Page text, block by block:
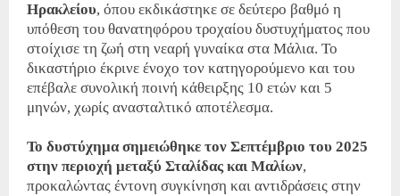
Ηρακλείου, όπου εκδικάστηκε σε δεύτερο βαθμό η
υπόθεση του θανατηφόρου τροχαίου δυστυχήματος που
στοίχισε τη ζωή στη νεαρή γυναίκα στα Μάλια. Το
δικαστήριο έκρινε ένοχο τον κατηγορούμενο και του
επέβαλε συνολική ποινή κάθειρξης 10 ετών και 5
μηνών, χωρίς ανασταλτικό αποτέλεσμα.
Το δυστύχημα σημειώθηκε τον Σεπτέμβριο του 2025
στην περιοχή μεταξύ Σταλίδας και Μαλίων,
προκαλώντας έντονη συγκίνηση και αντιδράσεις στην